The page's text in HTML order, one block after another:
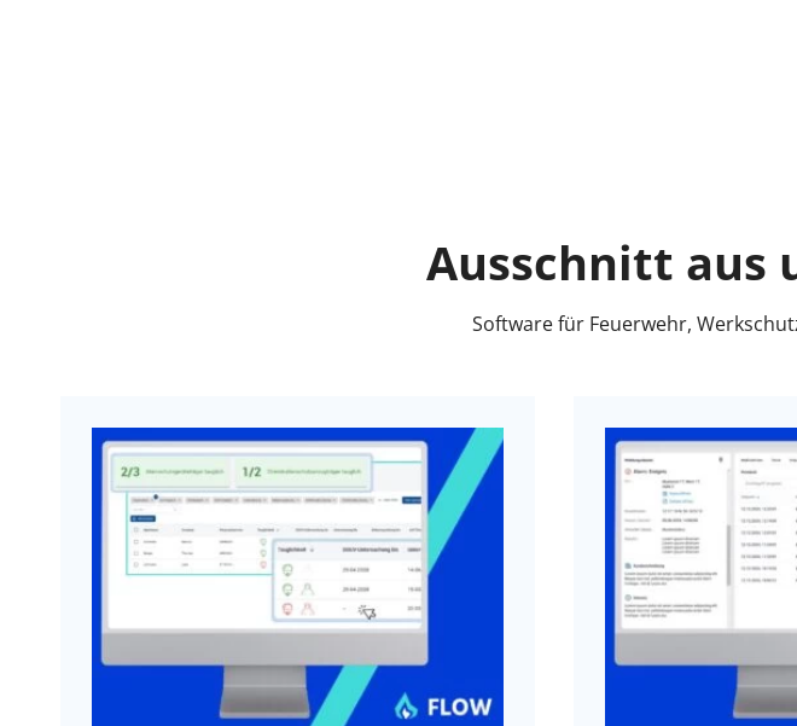
Ausschnitt aus
Software für Feuerwehr,